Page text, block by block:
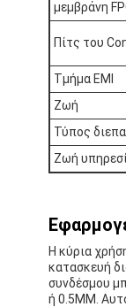
Επισκεψή
Έλεγχος
Ειδήσεις
Ζητήστε
Διακόπτης
Αφής
μεμβράνη
Πίτς του
Τμήμα EMI
Ζωή
Τύπος
Ζωή
Η κύρια
κατασκευή
συνδέσμου
ή 0.5MM.